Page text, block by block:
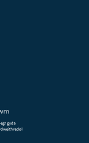
gyda